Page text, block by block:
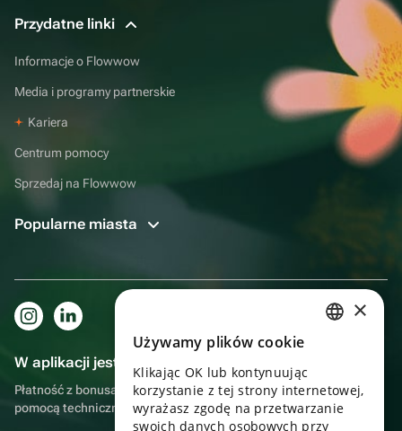
Przydatne linki
Informacje o Flowwow
Media i programy partnerskie
Kariera
Centrum pomocy
Sprzedaj na Flowwow
Popularne miasta
W aplikacji jest to jeszcze wygodniejsze!
Płatność z bonusami, samodzielna dostawa, wygodny czat z
pomocą techniczną
UKRAINIAN
×
Używamy plików cookie
Klikając OK lub kontynuując
korzystanie z tej strony internetowej,
wyrażasz zgodę na przetwarzanie
swoich danych osobowych przy